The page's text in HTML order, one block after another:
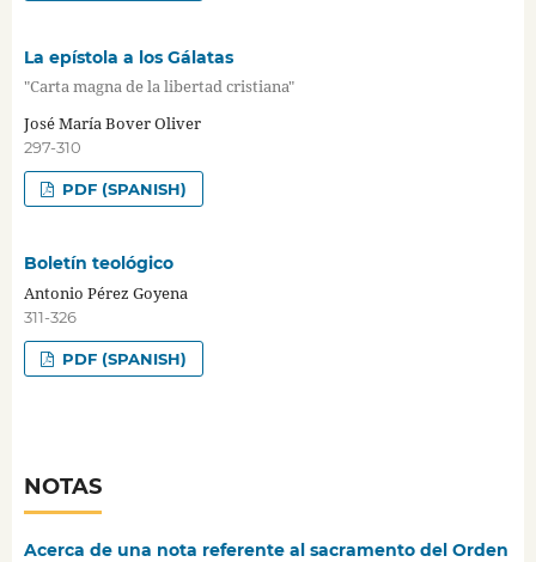
La epístola a los Gálatas
"Carta magna de la libertad cristiana"
José María Bover Oliver
297-310
PDF (SPANISH)
Boletín teológico
Antonio Pérez Goyena
311-326
PDF (SPANISH)
NOTAS
Acerca de una nota referente al sacramento del Orden